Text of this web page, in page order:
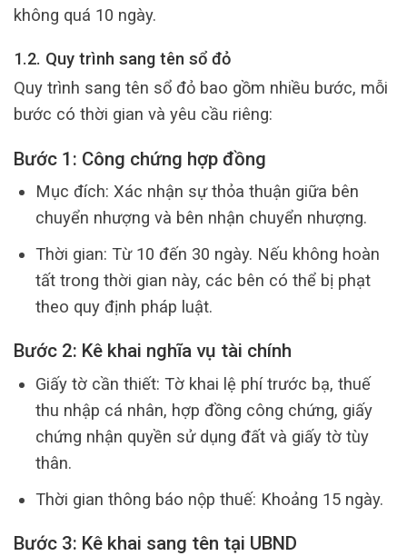
không quá 10 ngày.
1.2. Quy trình sang tên sổ đỏ
Quy trình sang tên sổ đỏ bao gồm nhiều bước, mỗi
bước có thời gian và yêu cầu riêng:
Bước 1: Công chứng hợp đồng
Mục đích: Xác nhận sự thỏa thuận giữa bên
chuyển nhượng và bên nhận chuyển nhượng.
Thời gian: Từ 10 đến 30 ngày. Nếu không hoàn
tất trong thời gian này, các bên có thể bị phạt
theo quy định pháp luật.
Bước 2: Kê khai nghĩa vụ tài chính
Giấy tờ cần thiết: Tờ khai lệ phí trước bạ, thuế
thu nhập cá nhân, hợp đồng công chứng, giấy
chứng nhận quyền sử dụng đất và giấy tờ tùy
thân.
Thời gian thông báo nộp thuế: Khoảng 15 ngày.
Bước 3: Kê khai sang tên tại UBND